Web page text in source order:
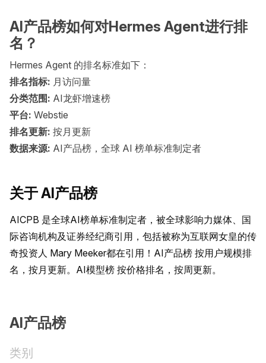
AI产品榜如何对Hermes Agent进行排
名？
Hermes Agent 的排名标准如下：
排名指标: 月访问量
分类范围: AI龙虾增速榜
平台: Webstie
排名更新: 按月更新
数据来源: AI产品榜，全球 AI 榜单标准制定者
关于 AI产品榜
AICPB 是全球AI榜单标准制定者，被全球影响力媒体、国
际咨询机构及证券经纪商引用，包括被称为互联网女皇的传
奇投资人 Mary Meeker都在引用！AI产品榜 按用户规模排
名，按月更新。AI模型榜 按价格排名，按周更新。
AI产品榜
类别